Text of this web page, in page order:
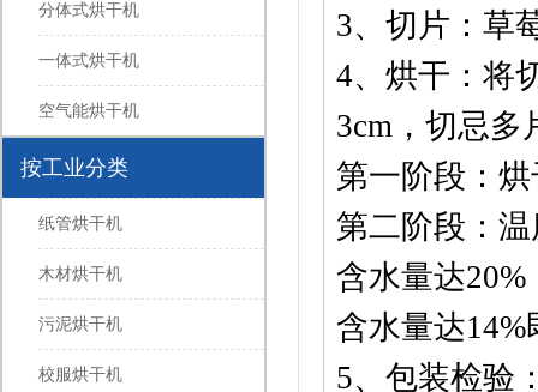
分体式烘干机
一体式烘干机
空气能烘干机
按工业分类
纸管烘干机
木材烘干机
污泥烘干机
校服烘干机
3、切片：草
4、烘干：将
3cm，切忌多
第一阶段：
第二阶段：
含水量达
含水量达14%
5、包装检验